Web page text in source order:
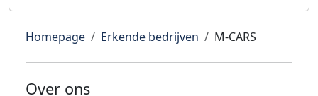
Homepage Erkende bedrijven M-CARS
Over ons